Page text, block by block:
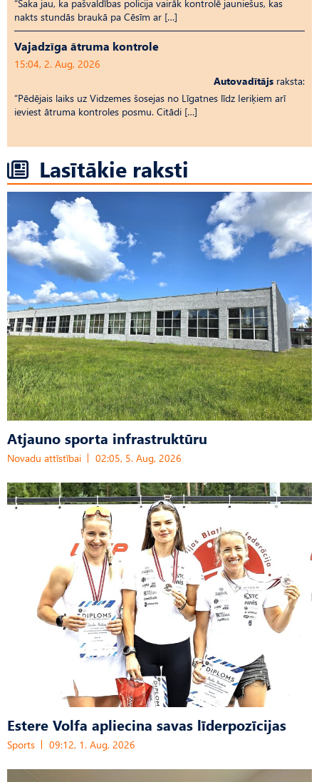
“Saka jau, ka pašvaldības policija vairāk kontrolē jauniešus, kas
nakts stundās braukā pa Cēsīm ar […]
Vajadzīga ātruma kontrole
15:04, 2. Aug, 2026
Autovadītājs raksta:
“Pēdējais laiks uz Vid­ze­mes šosejas no Līgatnes līdz Ieriķiem arī
ieviest ātruma kontroles posmu. Citādi […]
Lasītākie raksti
Atjauno sporta infrastruktūru
Novadu attīstībai 02:05, 5. Aug, 2026
Estere Volfa apliecina savas līderpozīcijas
Sports 09:12, 1. Aug, 2026